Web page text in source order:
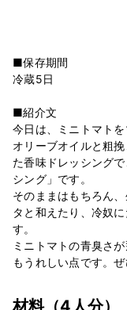
■保存期間
冷蔵5日
■紹介文
今日は、ミニトマト
オリーブオイルと粗
た香味ドレッシング
シング」です。
そのままはもちろん
タと和えたり、冷奴
す。
ミニトマトの青臭さ
もうれしい点です。
材料（4人分）